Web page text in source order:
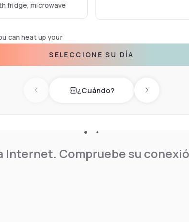
fridge, microwave
can heat up your
nearest airport,
SELECCIONE SU DÍA
Previous day¿Cuándo? Next day
Internet. Compruebe su